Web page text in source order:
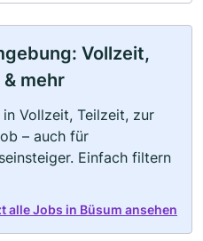
Vollzeit,
mehr
Vollzeit, Teilzeit, zur
– auch für
Einfach filtern
alle Jobs in Büsum ansehen